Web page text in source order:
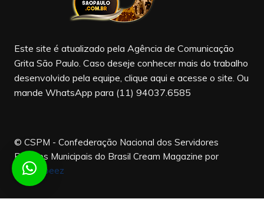
Este site é atualizado pela Agência de Comunicação
Grita São Paulo. Caso deseje conhecer mais do trabalho
desenvolvido pela equipe, clique aqui e acesse o site. Ou
mande WhatsApp para (11) 94037.6585
© CSPM - Confederação Nacional dos Servidores
Públicos Municipais do Brasil Cream Magazine por
Themebeez